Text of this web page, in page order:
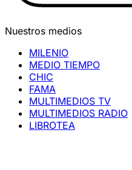
Nuestros medios
MILENIO
MEDIO TIEMPO
CHIC
FAMA
MULTIMEDIOS TV
MULTIMEDIOS RADIO
LIBROTEA